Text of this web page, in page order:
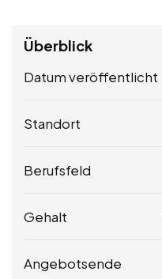
Überblick
Datum veröffentlicht
Standort
Berufsfeld
Gehalt
Angebotsende